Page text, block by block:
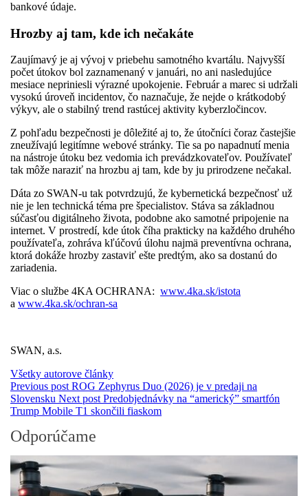
bankové údaje.
Hrozby aj tam, kde ich nečakáte
Zaujímavý je aj vývoj v priebehu samotného kvartálu. Najvyšší
počet útokov bol zaznamenaný v januári, no ani nasledujúce
mesiace nepriniesli výrazné upokojenie. Február a marec si udržali
vysokú úroveň incidentov, čo naznačuje, že nejde o krátkodobý
výkyv, ale o stabilný trend rastúcej aktivity kyberzločincov.
Z pohľadu bezpečnosti je dôležité aj to, že útočníci čoraz častejšie
zneužívajú legitímne webové stránky. Tie sa po napadnutí menia
na nástroje útoku bez vedomia ich prevádzkovateľov. Používateľ
tak môže naraziť na hrozbu aj tam, kde by ju prirodzene nečakal.
Dáta zo SWAN-u tak potvrdzujú, že kybernetická bezpečnosť už
nie je len technická téma pre špecialistov. Stáva sa základnou
súčasťou digitálneho života, podobne ako samotné pripojenie na
internet. V prostredí, kde útok číha prakticky na každého druhého
používateľa, zohráva kľúčovú úlohu najmä preventívna ochrana,
ktorá dokáže hrozby zastaviť ešte predtým, ako sa dostanú do
zariadenia.
Viac o službe 4KA OCHRANA: www.4ka.sk/istota
a www.4ka.sk/ochran-sa
SWAN, a.s.
Všetky autorove články
Previous post ROG Zephyrus Duo (2026) je v predaji na
Slovensku Next post Predobjednávky na “americký” smartfón
Trump Mobile T1 skončili fiaskom
Odporúčame